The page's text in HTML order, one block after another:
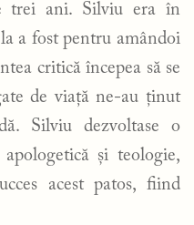
trei ani. Silviu era în
a fost pentru amândoi
critică începea să se
de viață ne-au ținut
Silviu dezvoltase o
și teologie,
acest patos, fiind